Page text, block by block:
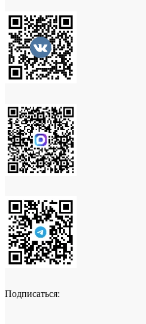
Подписаться: